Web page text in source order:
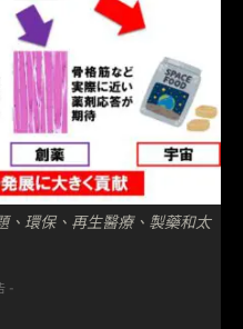
、環保、再生醫療、製藥和太
-